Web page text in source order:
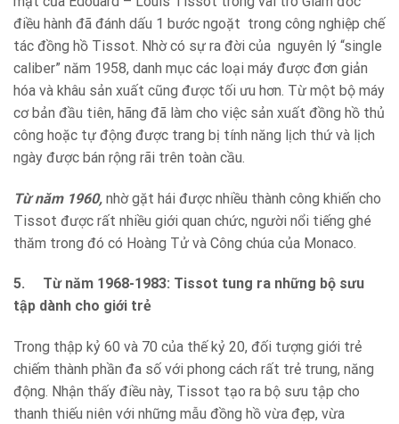
điều hành đã đánh dấu 1 bước ngoặt trong công nghiệp chế
tác đồng hồ Tissot. Nhờ có sự ra đời của nguyên lý “single
caliber” năm 1958, danh mục các loại máy được đơn giản
hóa và khâu sản xuất cũng được tối ưu hơn. Từ một bộ máy
cơ bản đầu tiên, hãng đã làm cho việc sản xuất đồng hồ thủ
công hoặc tự động được trang bị tính năng lịch thứ và lịch
ngày được bán rộng rãi trên toàn cầu.
Từ năm 1960, nhờ gặt hái được nhiều thành công khiến cho
Tissot được rất nhiều giới quan chức, người nổi tiếng ghé
thăm trong đó có Hoàng Tử và Công chúa của Monaco.
5. Từ năm 1968-1983: Tissot tung ra những bộ sưu
tập dành cho giới trẻ
Trong thập kỷ 60 và 70 của thế kỷ 20, đối tượng giới trẻ
chiếm thành phần đa số với phong cách rất trẻ trung, năng
động. Nhận thấy điều này, Tissot tạo ra bộ sưu tập cho
thanh thiếu niên với những mẫu đồng hồ vừa đẹp, vừa